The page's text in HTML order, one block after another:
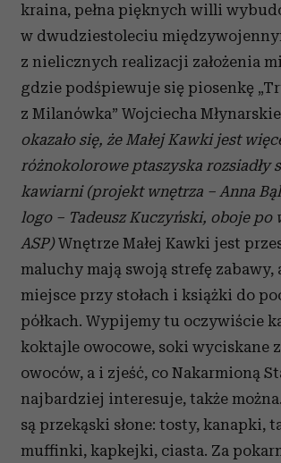
kraina, pełna pięknych willi
w dwudziestoleciu
z nielicznych realizacji założenia
gdzie podśpiewuje się piosenkę
z Milanówka” Wojciecha
okazało się, że Małej Kawki jest
różnokolorowe ptaszyska rozsiadły
kawiarni (projekt wnętrza – Anna
logo – Tadeusz Kuczyński, oboje po
ASP)Wnętrze Małej Kawki jest
maluchy mają swoją strefę zabawy,
miejsce przy stołach i książki do
półkach. Wypijemy tu oczywiście
koktajle owocowe, soki wyciskane
owoców, a i zjeść, co Nakarmioną
najbardziej interesuje, także
są przekąski słone: tosty, kanapki,
muffinki, kapkejki, ciasta. Za